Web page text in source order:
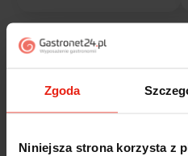
Zgoda
Niniejsza strona korzysta z